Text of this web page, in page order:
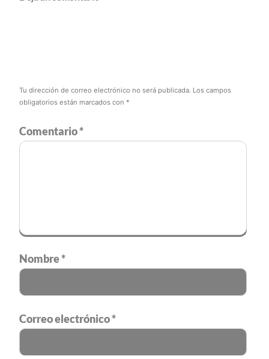
Tu dirección de correo electrónico no será publicada. Los campos
obligatorios están marcados con *
Comentario*
Nombre*
Correo electrónico*